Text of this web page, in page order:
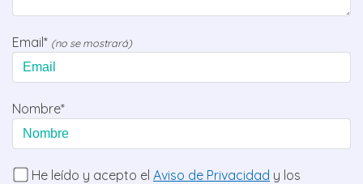
Email* (no se mostrará)
Nombre*
He leído y acepto el Aviso de Privacidad y los